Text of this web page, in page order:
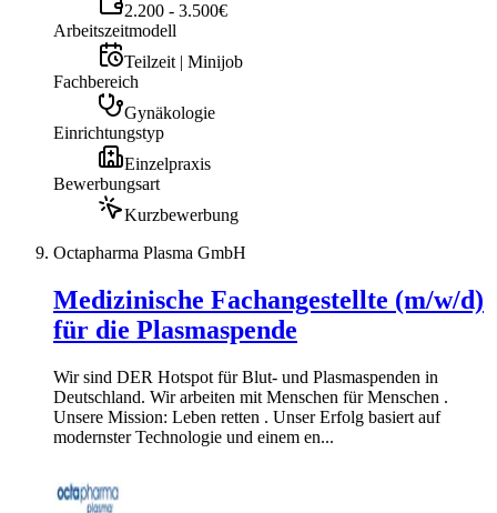
2.200 - 3.500€
Arbeitszeitmodell
Teilzeit | Minijob
Fachbereich
Gynäkologie
Einrichtungstyp
Einzelpraxis
Bewerbungsart
Kurzbewerbung
Octapharma Plasma GmbH
Medizinische Fachangestellte (m/w/d)
für die Plasmaspende
Wir sind DER Hotspot für Blut- und Plasmaspenden in
Deutschland. Wir arbeiten mit Menschen für Menschen .
Unsere Mission: Leben retten . Unser Erfolg basiert auf
modernster Technologie und einem en...